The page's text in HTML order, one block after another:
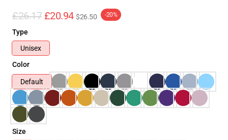
£26.17 £20.94 $26.50 -20%
Type
Unisex
Color
Default
Size